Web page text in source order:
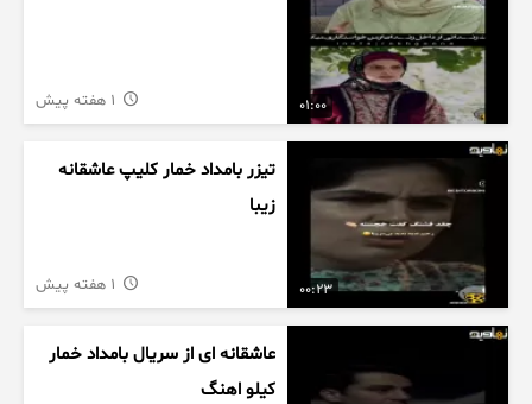
01:00
00:23
تیزر بامداد خمار کلیپ عاشقانه
زیبا
عاشقانه ای از سریال بامداد خمار
کیلو اهنگ